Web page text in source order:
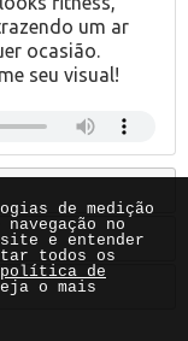
um ar
ocasião.
seu visual!
de medição
no
e entender
todos os
política de
o mais